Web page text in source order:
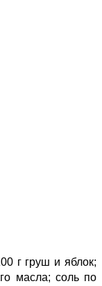
г груш и яблок;
масла; соль по